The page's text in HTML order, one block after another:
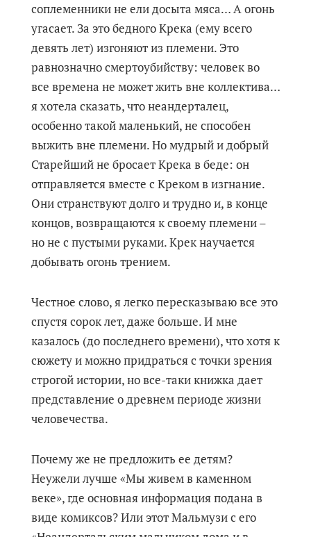
соплеменники не ели досыта мяса… А огонь
угасает. За это бедного Крека (ему всего
девять лет) изгоняют из племени. Это
равнозначно смертоубийству: человек во
все времена не может жить вне коллектива…
я хотела сказать, что неандерталец,
особенно такой маленький, не способен
выжить вне племени. Но мудрый и добрый
Старейший не бросает Крека в беде: он
отправляется вместе с Креком в изгнание.
Они странствуют долго и трудно и, в конце
концов, возвращаются к своему племени –
но не с пустыми руками. Крек научается
добывать огонь трением.
Честное слово, я легко пересказываю все это
спустя сорок лет, даже больше. И мне
казалось (до последнего времени), что хотя к
сюжету и можно придраться с точки зрения
строгой истории, но все-таки книжка дает
представление о древнем периоде жизни
человечества.
Почему же не предложить ее детям?
Неужели лучше «Мы живем в каменном
веке», где основная информация подана в
виде комиксов? Или этот Мальмузи с его